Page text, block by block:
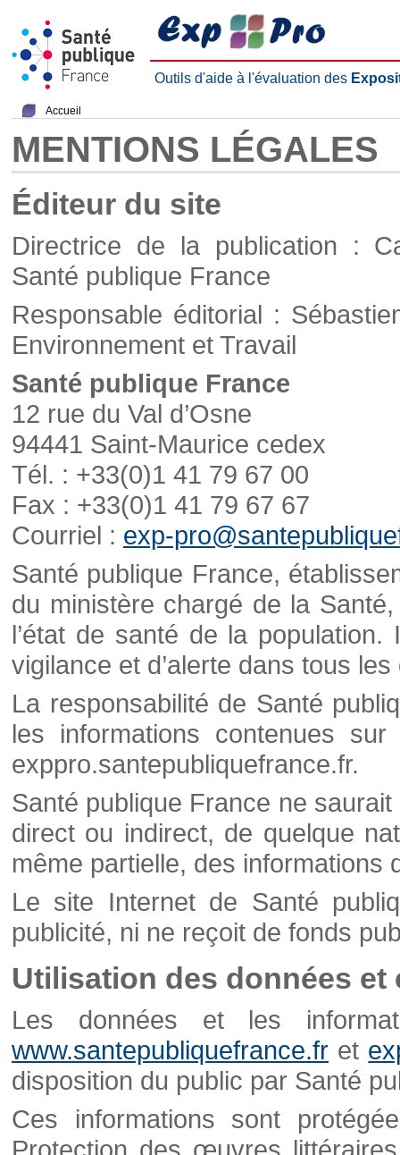
Outils d'aide à l'évaluation des
Accueil
MENTIONS LÉGALES
Éditeur du site
Directrice de la publication :
Santé publique France
Responsable éditorial :
Environnement et Travail
Santé publique France
12 rue du Val d’Osne
94441 Saint-Maurice cedex
Tél. : +33(0)1 41 79 67 00
Fax : +33(0)1 41 79 67 67
Courriel : exp-
Santé publique France,
du ministère chargé de la
l’état de santé de la
vigilance et d’alerte dans tous
La responsabilité de Santé
les informations contenues
exppro.santepubliquefrance.fr.
Santé publique France ne
direct ou indirect, de quelque
même partielle, des informations
Le site Internet de Santé
publicité, ni ne reçoit de fonds
Utilisation des données et
Les données et les
www.santepubliquefrance.fr et
disposition du public par Santé
Ces informations sont